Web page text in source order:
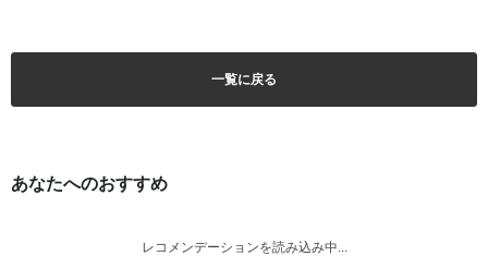
一覧に戻る
あなたへのおすすめ
レコメンデーションを読み込み中...